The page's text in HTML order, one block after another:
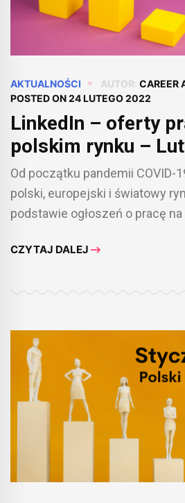
AKTUALNOŚCI AUTOR: CAREER
POSTED ON24 LUTEGO 2022
LinkedIn – oferty
polskim rynku –
Od początku pandemii COVID-
polski, europejski i światowy
podstawie ogłoszeń o pracę na
CZYTAJ DALEJ